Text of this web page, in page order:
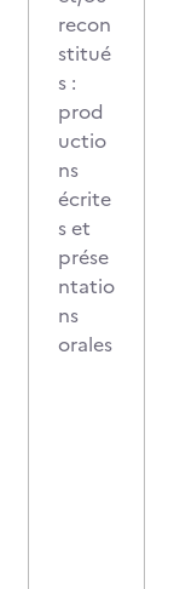
recon
stitué
s :
prod
uctio
ns
écrite
s et
prése
ntatio
ns
orales